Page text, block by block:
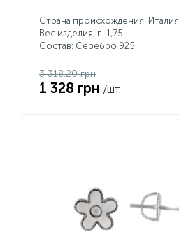
Страна происхождения: Италия
Вес изделия, г.: 1,75
Состав: Серебро 925
3 318.20 грн
1 328 грн /шт.